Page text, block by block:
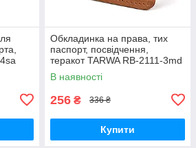
Обкладинка на права, тих
паспорт, посвідчення,
теракот TARWA RB-2111-3md
В наявності
256 ₴ 336 ₴
Купити